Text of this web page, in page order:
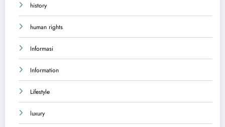
history
human rights
Informasi
Information
Lifestyle
luxury